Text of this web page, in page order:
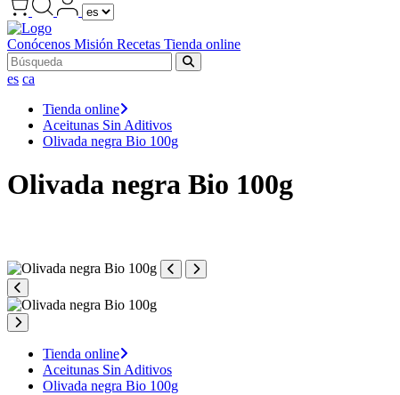
Conócenos Misión Recetas Tienda online
es ca
Tienda online
Aceitunas Sin Aditivos
Olivada negra Bio 100g
Olivada negra Bio 100g
Tienda online
Aceitunas Sin Aditivos
Olivada negra Bio 100g